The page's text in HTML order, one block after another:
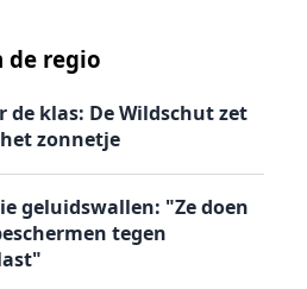
de regio
de klas: De Wildschut zet
zonnetje
geluidswallen: "Ze doen
tegen